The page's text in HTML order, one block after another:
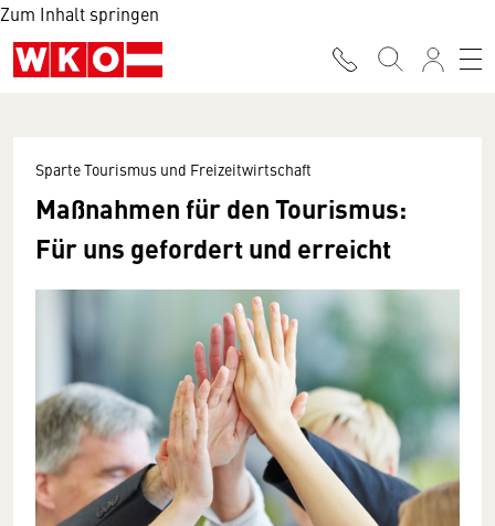
Zum Inhalt springen
Sparte Tourismus und Freizeitwirtschaft
Maßnahmen für den Tourismus:
Für uns gefordert und erreicht